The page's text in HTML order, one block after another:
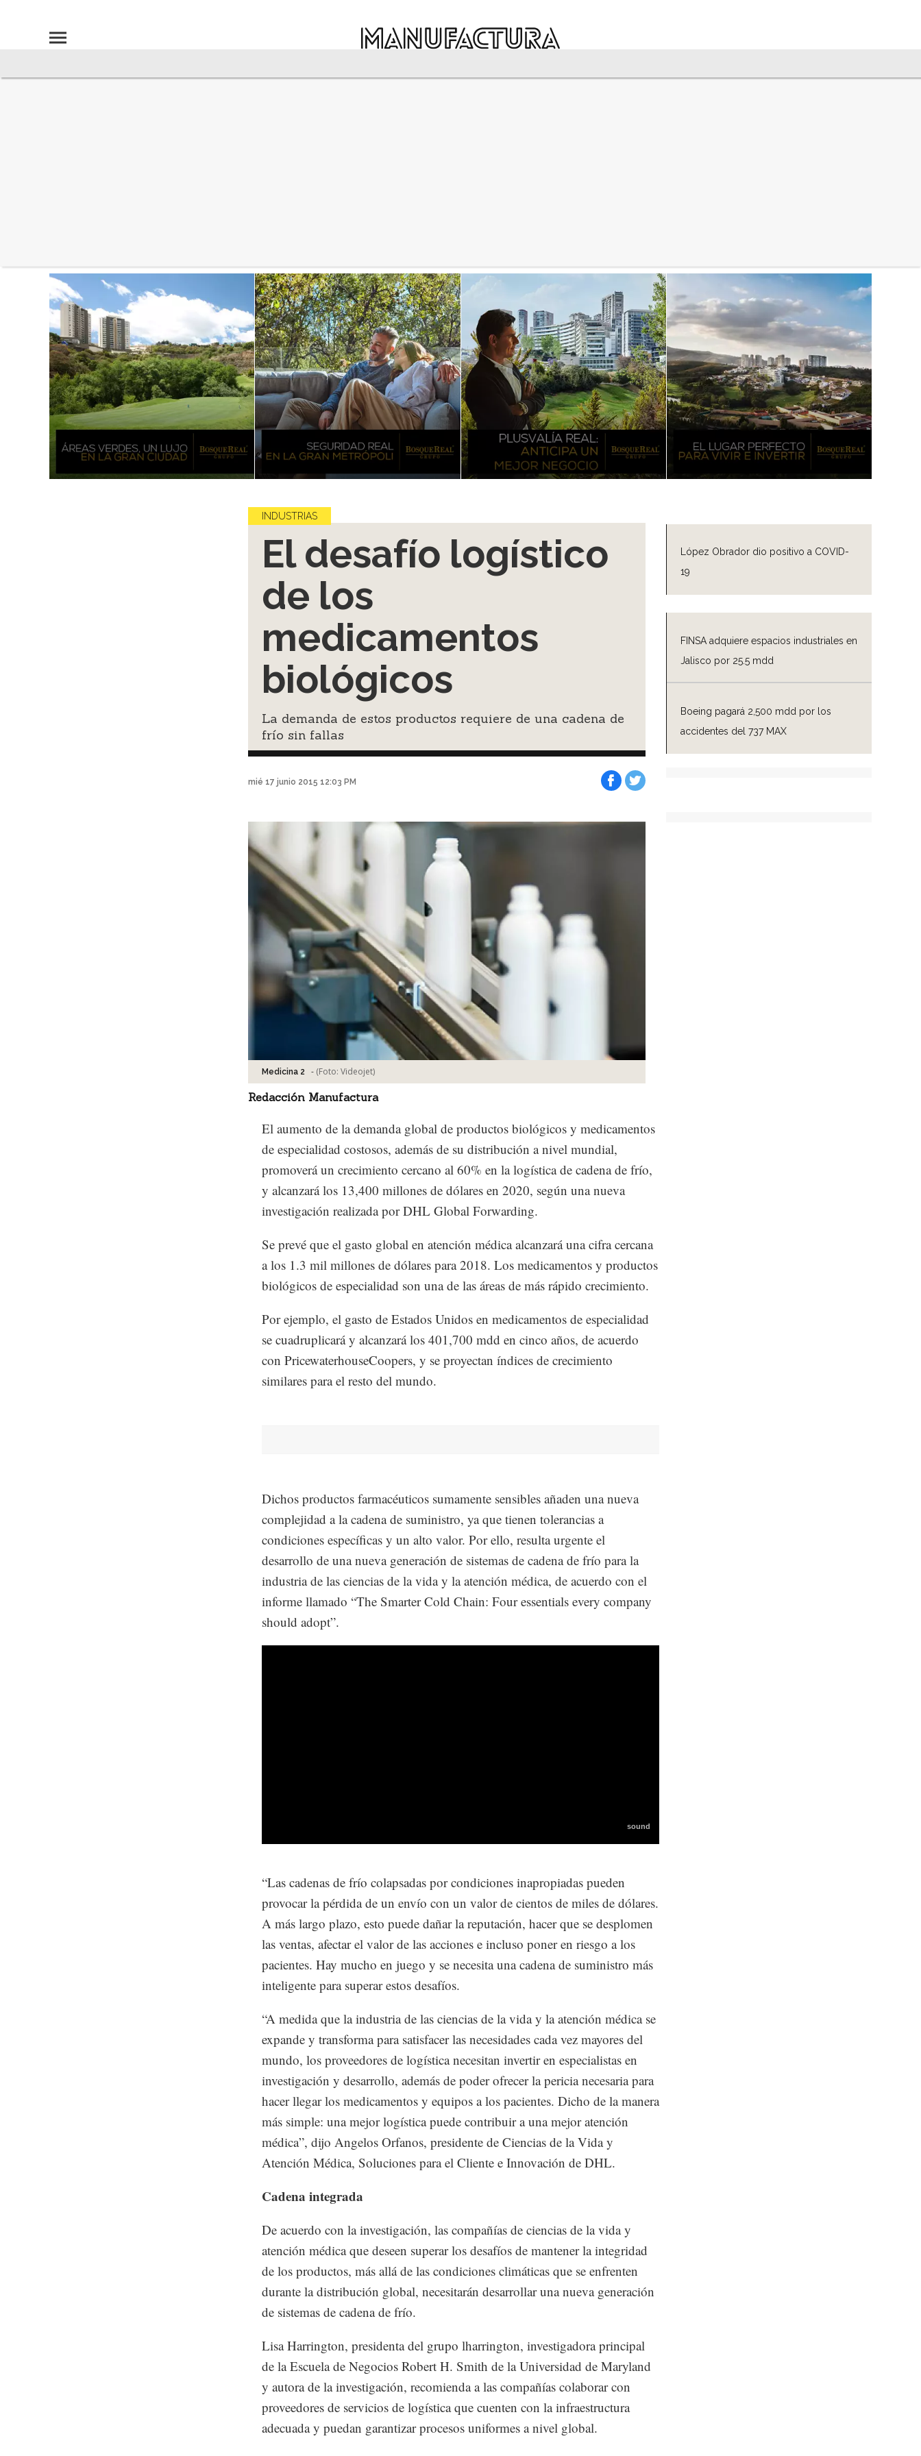
López Obrador dio positivo a COVID-
19
FINSA adquiere espacios industriales en
Jalisco por 25.5 mdd
Boeing pagará 2,500 mdd por los
accidentes del 737 MAX
INDUSTRIAS
El desafío logístico
de los
medicamentos
biológicos
La demanda de estos productos requiere de una cadena de
frío sin fallas
mié 17 junio 2015 12:03 PM
Medicina 2 - (Foto: Videojet)
Redacción Manufactura
El aumento de la demanda global de productos biológicos y medicamentos
de especialidad costosos, además de su distribución a nivel mundial,
promoverá un crecimiento cercano al 60% en la logística de cadena de frío,
y alcanzará los 13,400 millones de dólares en 2020, según una nueva
investigación realizada por DHL Global Forwarding.
Se prevé que el gasto global en atención médica alcanzará una cifra cercana
a los 1.3 mil millones de dólares para 2018. Los medicamentos y productos
biológicos de especialidad son una de las áreas de más rápido crecimiento.
Por ejemplo, el gasto de Estados Unidos en medicamentos de especialidad
se cuadruplicará y alcanzará los 401,700 mdd en cinco años, de acuerdo
con PricewaterhouseCoopers, y se proyectan índices de crecimiento
similares para el resto del mundo.
Dichos productos farmacéuticos sumamente sensibles añaden una nueva
complejidad a la cadena de suministro, ya que tienen tolerancias a
condiciones específicas y un alto valor. Por ello, resulta urgente el
desarrollo de una nueva generación de sistemas de cadena de frío para la
industria de las ciencias de la vida y la atención médica, de acuerdo con el
informe llamado “The Smarter Cold Chain: Four essentials every company
should adopt”.
“Las cadenas de frío colapsadas por condiciones inapropiadas pueden
provocar la pérdida de un envío con un valor de cientos de miles de dólares.
A más largo plazo, esto puede dañar la reputación, hacer que se desplomen
las ventas, afectar el valor de las acciones e incluso poner en riesgo a los
pacientes. Hay mucho en juego y se necesita una cadena de suministro más
inteligente para superar estos desafíos.
“A medida que la industria de las ciencias de la vida y la atención médica se
expande y transforma para satisfacer las necesidades cada vez mayores del
mundo, los proveedores de logística necesitan invertir en especialistas en
investigación y desarrollo, además de poder ofrecer la pericia necesaria para
hacer llegar los medicamentos y equipos a los pacientes. Dicho de la manera
más simple: una mejor logística puede contribuir a una mejor atención
médica”, dijo Angelos Orfanos, presidente de Ciencias de la Vida y
Atención Médica, Soluciones para el Cliente e Innovación de DHL.
Cadena integrada
De acuerdo con la investigación, las compañías de ciencias de la vida y
atención médica que deseen superar los desafíos de mantener la integridad
de los productos, más allá de las condiciones climáticas que se enfrenten
durante la distribución global, necesitarán desarrollar una nueva generación
de sistemas de cadena de frío.
Lisa Harrington, presidenta del grupo lharrington, investigadora principal
de la Escuela de Negocios Robert H. Smith de la Universidad de Maryland
y autora de la investigación, recomienda a las compañías colaborar con
proveedores de servicios de logística que cuenten con la infraestructura
adecuada y puedan garantizar procesos uniformes a nivel global.